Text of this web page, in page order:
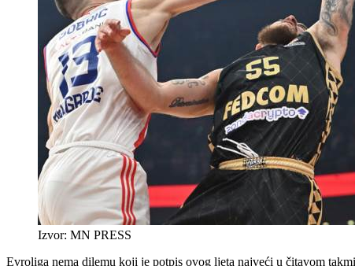
Izvor: MN PRESS
Evroliga nema dilemu koji je potpis ovog ljeta najveći u čitavom